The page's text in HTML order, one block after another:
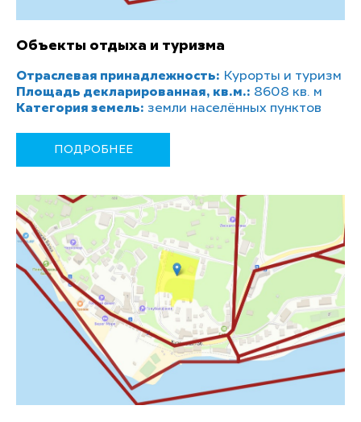
Объекты отдыха и туризма
Отраслевая принадлежность: Курорты и туризм
Площадь декларированная, кв.м.: 8608 кв. м
Категория земель: земли населённых пунктов
ПОДРОБНЕЕ